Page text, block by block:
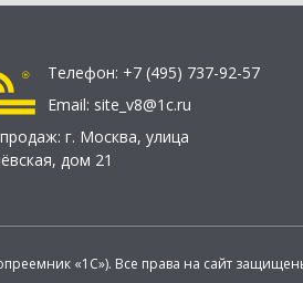
Телефон: +7 (495) 737-92-57
Email: site_v8@1c.ru
г. Москва, улица
дом 21
«1С»). Все права на сайт